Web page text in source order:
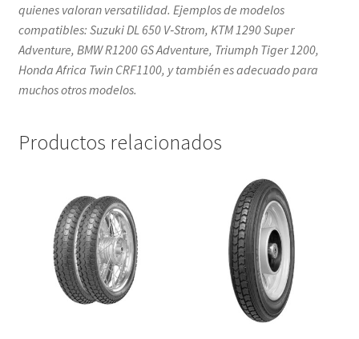
quienes valoran versatilidad. Ejemplos de modelos
compatibles: Suzuki DL 650 V‑Strom, KTM 1290 Super
Adventure, BMW R1200 GS Adventure, Triumph Tiger 1200,
Honda Africa Twin CRF1100, y también es adecuado para
muchos otros modelos.
Productos relacionados